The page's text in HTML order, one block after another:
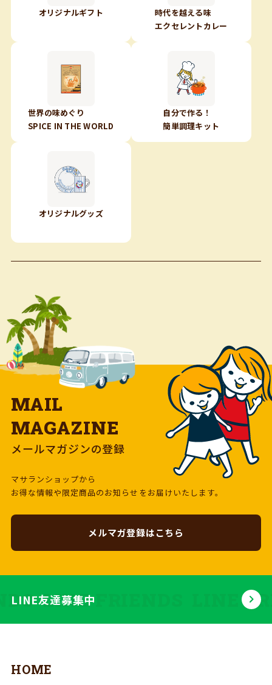
オリジナルギフト
時代を越える味
エクセレントカレー
世界の味めぐり
SPICE IN THE WORLD
自分で作る！
簡単調理キット
オリジナルグッズ
MAIL
MAGAZINE
メールマガジンの登録
マサランショップから
お得な情報や限定商品のお知らせをお届けいたします。
メルマガ登録はこちら
LINE FRIENDS LINE
LINE友達募集中
HOME